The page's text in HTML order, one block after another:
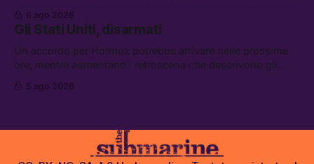
attacchi in Libano, il governo chiederà 36 miliardi di
flessibilità in armi e energia, e Grokipedia è già stata
abbandonata
6 ago 2026
Gli Stati Uniti, disarmati
Un accordo per Hormuz potrebbe arrivare nelle prossime
ore, mentre aumentano i retroscena che descrivono gli
chi aspetta i dispersi di Ceuta, il boom dei carburanti
5 ago 2026